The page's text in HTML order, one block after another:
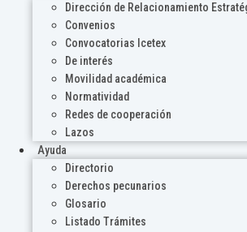
Dirección de Relacionamiento
Convenios
Convocatorias Icetex
De interés
Movilidad académica
Normatividad
Redes de cooperación
Lazos
Ayuda
Directorio
Derechos pecunarios
Glosario
Listado Trámites